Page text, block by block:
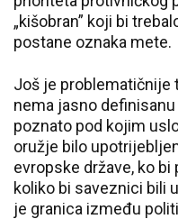
„kišobran” koji bi
postane oznaka mete.
Još je problematičnije
nema jasno
poznato pod kojim
oružje bilo
evropske države, ko
koliko bi saveznici bili
je granica između